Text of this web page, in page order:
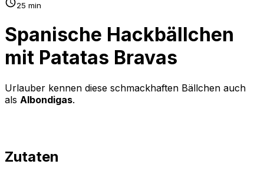
25 min
Spanische Hackbällchen
mit Patatas Bravas
Urlauber kennen diese schmackhaften Bällchen auch
als Albondigas.
Zutaten